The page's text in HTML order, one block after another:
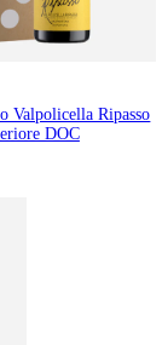
Valpolicella Ripasso
DOC